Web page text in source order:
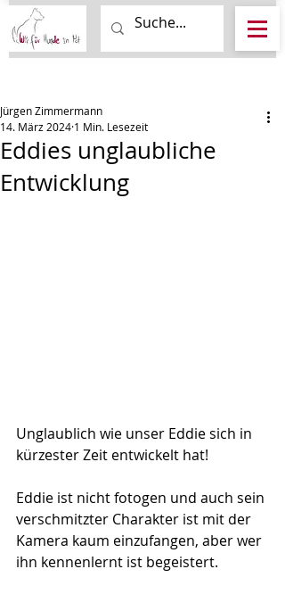
Eddies unglaubliche
Entwicklung
Jürgen Zimmermann
14. März 2024 1 Min. Lesezeit
Unglaublich wie unser Eddie sich in
kürzester Zeit entwickelt hat!
Eddie ist nicht fotogen und auch sein
verschmitzter Charakter ist mit der
Kamera kaum einzufangen, aber wer
ihn kennenlernt ist begeistert.